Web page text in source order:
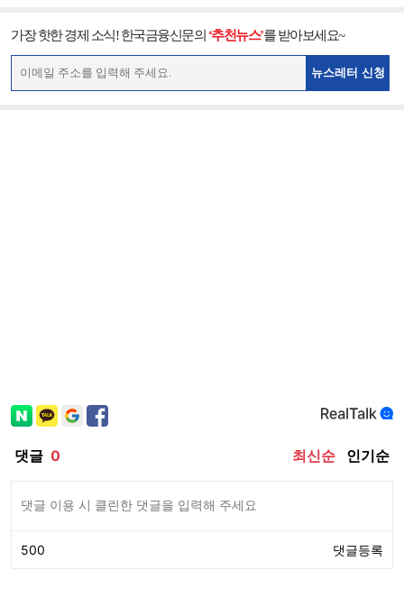
가장 핫한 경제 소식! 한국금융신문의 ‘추천뉴스’를 받아보세요~
뉴스레터 신청